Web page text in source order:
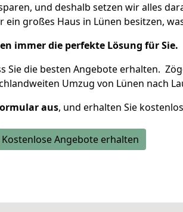
und deshalb setzen wir alles
großes Haus in Lünen besitzen,
immer die perfekte Lösung für Sie.
Sie die besten Angebote erhalten.
Umzug von Lünen nach
aus, und erhalten Sie
Kostenlose Angebote erhalten